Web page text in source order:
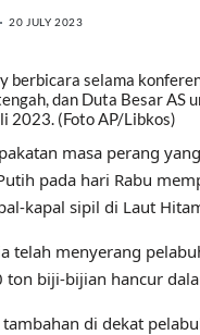
20 JULY 2023
selama
dan Duta Besar AS
2023. (Foto AP/Libkos)
masa perang
pada hari Rabu
kapal sipil di Laut
telah menyerang
ton biji-bijian hancur
di dekat